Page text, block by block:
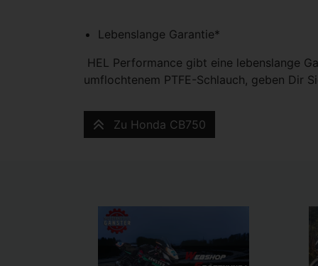
Lebenslange Garantie*
HEL Performance gibt eine lebenslange
umflochtenem PTFE-Schlauch, geben Dir
Zu Honda CB750